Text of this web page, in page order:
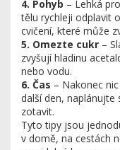
4. Pohyb – Lehká
tělu rychleji odplavit
cvičení, které může
5. Omezte cukr –
zvyšují hladinu
nebo vodu.
6. Čas – Nakonec
další den, naplánujte
zotavit.
Tyto tipy jsou
v domě, na cestách